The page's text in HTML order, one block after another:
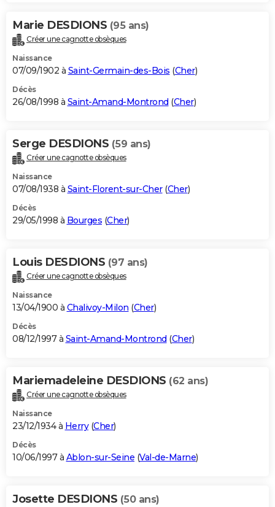
Marie DESDIONS (95 ans)
Créer une cagnotte obsèques
Naissance
07/09/1902 à Saint-Germain-des-Bois (Cher)
Décès
26/08/1998 à Saint-Amand-Montrond (Cher)
Serge DESDIONS (59 ans)
Créer une cagnotte obsèques
Naissance
07/08/1938 à Saint-Florent-sur-Cher(Cher)
Décès
29/05/1998 à Bourges (Cher)
Louis DESDIONS (97 ans)
Créer une cagnotte obsèques
Naissance
13/04/1900 à Chalivoy-Milon (Cher)
Décès
08/12/1997 à Saint-Amand-Montrond (Cher)
Mariemadeleine DESDIONS (62 ans)
Créer une cagnotte obsèques
Naissance
23/12/1934 à Herry(Cher)
Décès
10/06/1997 à Ablon-sur-Seine (Val-de-Marne)
Josette DESDIONS (50 ans)